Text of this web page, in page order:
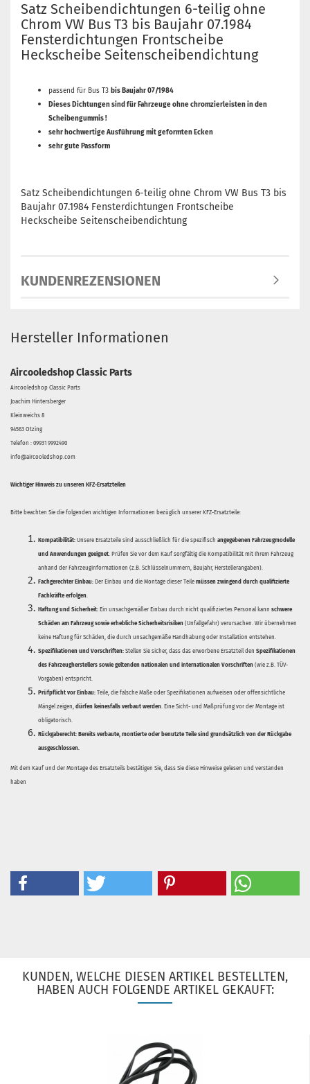
Satz Scheibendichtungen 6-teilig ohne
Chrom VW Bus T3 bis Baujahr 07.1984
Fensterdichtungen Frontscheibe
Heckscheibe Seitenscheibendichtung
passend für Bus T3 bis Baujahr 07/1984
Dieses Dichtungen sind für Fahrzeuge ohne chromzierleisten in den
Scheibengummis !
sehr hochwertige Ausführung mit geformten Ecken
sehr gute Passform
Satz Scheibendichtungen 6-teilig ohne Chrom VW Bus T3 bis
Baujahr 07.1984 Fensterdichtungen Frontscheibe
Heckscheibe Seitenscheibendichtung
KUNDENREZENSIONEN
Hersteller Informationen
Aircooledshop Classic Parts
Aircooledshop Classic Parts
Joachim Hintersberger
Kleinweichs 8
94563 Otzing
Telefon : 09931 9992490
info@aircooledshop.com
Wichtiger Hinweis zu unseren KFZ-Ersatzteilen
Bitte beachten Sie die folgenden wichtigen Informationen bezüglich unserer KFZ-Ersatzteile:
Kompatibilität: Unsere Ersatzteile sind ausschließlich für die spezifisch angegebenen Fahrzeugmodelle
und Anwendungen geeignet. Prüfen Sie vor dem Kauf sorgfältig die Kompatibilität mit Ihrem Fahrzeug
anhand der Fahrzeuginformationen (z.B. Schlüsselnummern, Baujahr, Herstellerangaben).
Fachgerechter Einbau: Der Einbau und die Montage dieser Teile müssen zwingend durch qualifizierte
Fachkräfte erfolgen.
Haftung und Sicherheit: Ein unsachgemäßer Einbau durch nicht qualifiziertes Personal kann schwere
Schäden am Fahrzeug sowie erhebliche Sicherheitsrisiken (Unfallgefahr) verursachen. Wir übernehmen
keine Haftung für Schäden, die durch unsachgemäße Handhabung oder Installation entstehen.
Spezifikationen und Vorschriften: Stellen Sie sicher, dass das erworbene Ersatzteil den Spezifikationen
des Fahrzeugherstellers sowie geltenden nationalen und internationalen Vorschriften (wie z.B. TÜV-
Vorgaben) entspricht.
Prüfpflicht vor Einbau: Teile, die falsche Maße oder Spezifikationen aufweisen oder offensichtliche
Mängel zeigen, dürfen keinesfalls verbaut werden. Eine Sicht- und Maßprüfung vor der Montage ist
obligatorisch.
Rückgaberecht: Bereits verbaute, montierte oder benutzte Teile sind grundsätzlich von der Rückgabe
ausgeschlossen.
Mit dem Kauf und der Montage des Ersatzteils bestätigen Sie, dass Sie diese Hinweise gelesen und verstanden
haben
KUNDEN, WELCHE DIESEN ARTIKEL BESTELLTEN,
HABEN AUCH FOLGENDE ARTIKEL GEKAUFT: